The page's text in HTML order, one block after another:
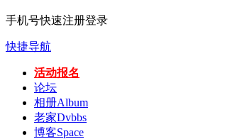
手机号快速注册登录
快捷导航
活动报名
论坛
相册Album
老家Dvbbs
博客Space